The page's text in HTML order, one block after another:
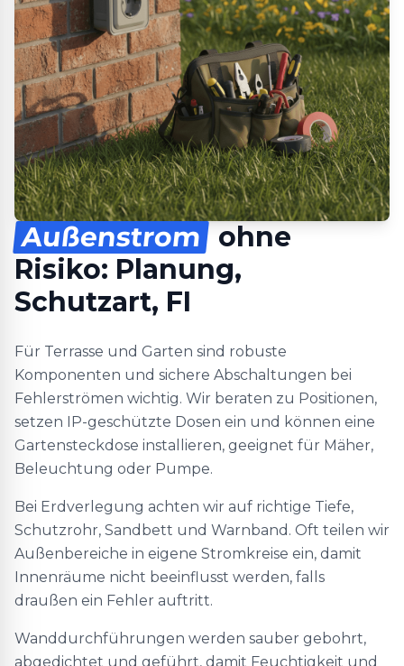
Außenstrom ohne
Risiko: Planung,
Schutzart, FI
Für Terrasse und Garten sind robuste
Komponenten und sichere Abschaltungen bei
Fehlerströmen wichtig. Wir beraten zu Positionen,
setzen IP-geschützte Dosen ein und können eine
Gartensteckdose installieren, geeignet für Mäher,
Beleuchtung oder Pumpe.
Bei Erdverlegung achten wir auf richtige Tiefe,
Schutzrohr, Sandbett und Warnband. Oft teilen wir
Außenbereiche in eigene Stromkreise ein, damit
Innenräume nicht beeinflusst werden, falls
draußen ein Fehler auftritt.
Wanddurchführungen werden sauber gebohrt,
abgedichtet und geführt, damit Feuchtigkeit und